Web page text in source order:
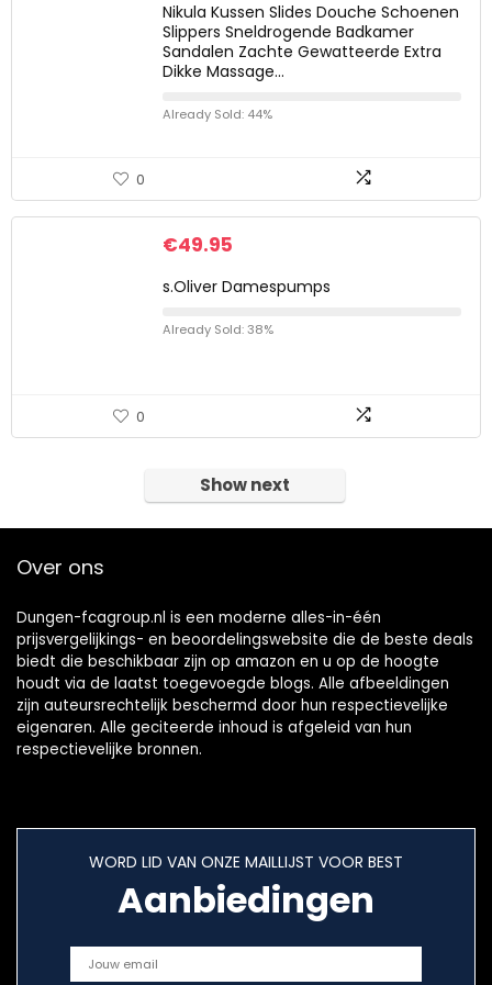
Nikula Kussen Slides Douche Schoenen
Slippers Sneldrogende Badkamer
Sandalen Zachte Gewatteerde Extra
Dikke Massage…
Already Sold: 44%
0
€49.95
s.Oliver Damespumps
Already Sold: 38%
0
Show next
Over ons
Dungen-fcagroup.nl is een moderne alles-in-één
prijsvergelijkings- en beoordelingswebsite die de beste deals
biedt die beschikbaar zijn op amazon en u op de hoogte
houdt via de laatst toegevoegde blogs. Alle afbeeldingen
zijn auteursrechtelijk beschermd door hun respectievelijke
eigenaren. Alle geciteerde inhoud is afgeleid van hun
respectievelijke bronnen.
WORD LID VAN ONZE MAILLIJST VOOR BEST
Aanbiedingen